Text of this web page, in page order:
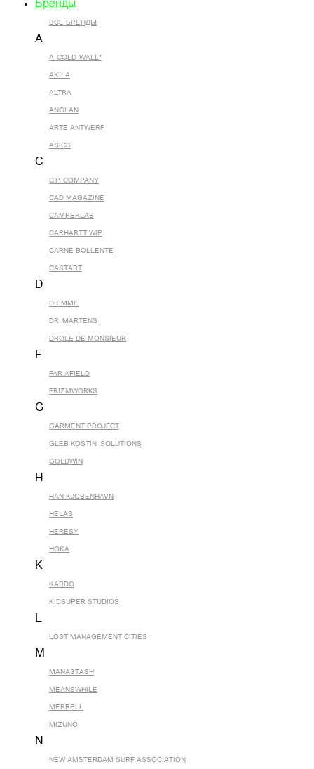
Бренды
ВСЕ БРЕНДЫ
A
A-COLD-WALL*
AKILA
ALTRA
ANGLAN
ARTE ANTWERP
ASICS
C
C.P. COMPANY
CAD MAGAZINE
CAMPERLAB
CARHARTT WIP
CARNE BOLLENTE
CASTART
D
DIEMME
DR. MARTENS
DROLE DE MONSIEUR
F
FAR AFIELD
FRIZMWORKS
G
GARMENT PROJECT
GLEB KOSTIN .SOLUTIONS
GOLDWIN
H
HAN KJOBENHAVN
HELAS
HERESY
HOKA
K
KARDO
KIDSUPER STUDIOS
L
LOST MANAGEMENT CITIES
M
MANASTASH
MEANSWHILE
MERRELL
MIZUNO
N
NEW AMSTERDAM SURF ASSOCIATION